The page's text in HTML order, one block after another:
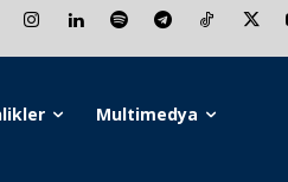
Multimedya